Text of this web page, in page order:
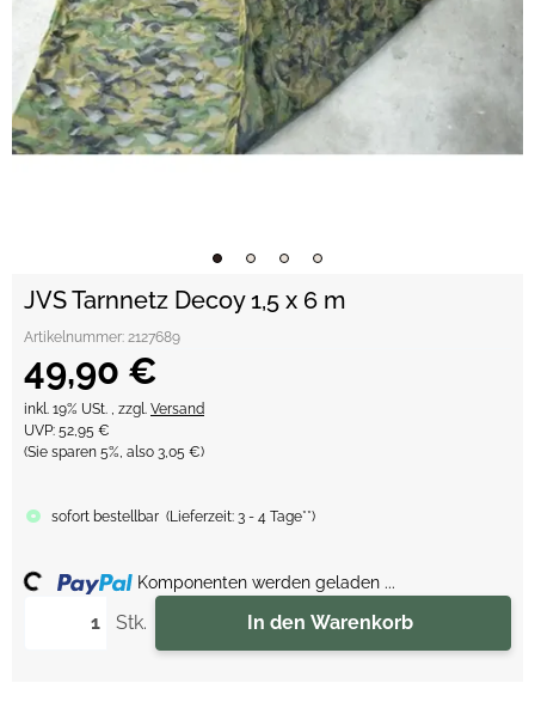
JVS Tarnnetz Decoy 1,5 x 6 m
Artikelnummer: 2127689
49,90 €
inkl. 19% USt. , zzgl. Versand
UVP: 52,95 €
(Sie sparen 5%, also 3,05 €)
sofort bestellbar (Lieferzeit: 3 - 4 Tage**)
Stk. In den Warenkorb
Komponenten werden geladen ...